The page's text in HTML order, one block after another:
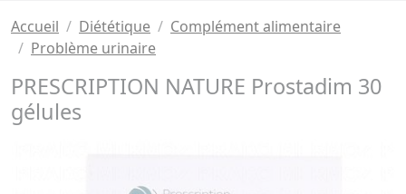
Accueil Diététique
Complément alimentaire
Problème urinaire
PRESCRIPTION NATURE Prostadim 30
gélules